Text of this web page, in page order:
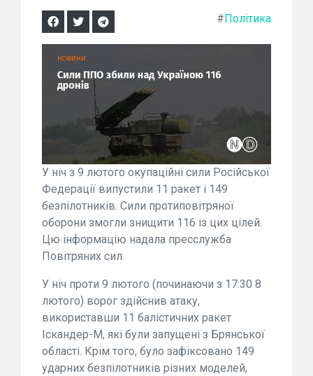
#Політика
У ніч з 9 лютого окупаційні сили Російської
Федерації випустили 11 ракет і 149
безпілотників. Сили протиповітряної
оборони змогли знищити 116 із цих цілей.
Цю інформацію надала пресслужба
Повітряних сил.
У ніч проти 9 лютого (починаючи з 17:30 8
лютого) ворог здійснив атаку,
використавши 11 балістичних ракет
Іскандер-М, які були запущені з Брянської
області. Крім того, було зафіксовано 149
ударних безпілотників різних моделей,